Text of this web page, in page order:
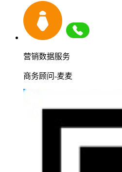
营销数据服务
商务顾问-麦麦